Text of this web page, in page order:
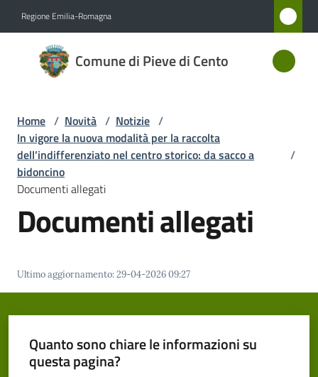
Regione Emilia-Romagna
Comune di Pieve di Cento
Comune
di Pieve
Amministrazione
Novità
Menu selezionato
Servizi
Vivere
Cento
Home / Novità / Notizie /
In vigore la nuova modalità per la raccolta
dell’indifferenziato nel centro storico: da sacco a
bidoncino
/
Documenti allegati
Documenti allegati
Ultimo aggiornamento:29-04-2026 09:27
Quanto sono chiare le informazioni su
questa pagina?